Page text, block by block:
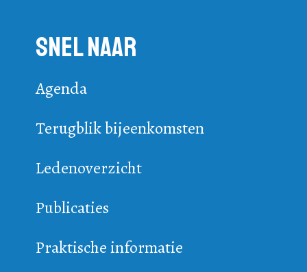
Snel naar
Agenda
Terugblik bijeenkomsten
Ledenoverzicht
Publicaties
Praktische informatie